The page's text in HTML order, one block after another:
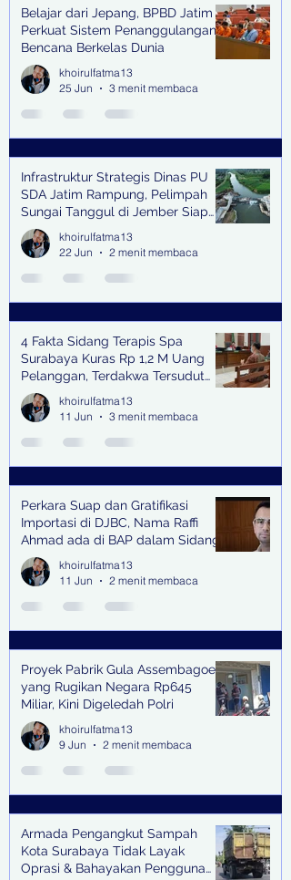
Belajar dari Jepang, BPBD Jatim
Perkuat Sistem Penanggulangan
Bencana Berkelas Dunia
khoirulfatma13
25 Jun
3 menit membaca
Infrastruktur Strategis Dinas PU
SDA Jatim Rampung, Pelimpah
Sungai Tanggul di Jember Siap
Bangkitkan Swasembada Pangan
dan Pengendali Banjir
khoirulfatma13
22 Jun
2 menit membaca
4 Fakta Sidang Terapis Spa
Surabaya Kuras Rp 1,2 M Uang
Pelanggan, Terdakwa Tersudut
oleh Keterangan Saksi Kunci
khoirulfatma13
11 Jun
3 menit membaca
Perkara Suap dan Gratifikasi
Importasi di DJBC, Nama Raffi
Ahmad ada di BAP dalam Sidang
khoirulfatma13
11 Jun
2 menit membaca
Proyek Pabrik Gula Assembagoes
yang Rugikan Negara Rp645
Miliar, Kini Digeledah Polri
khoirulfatma13
9 Jun
2 menit membaca
Armada Pengangkut Sampah
Kota Surabaya Tidak Layak
Oprasi & Bahayakan Pengguna